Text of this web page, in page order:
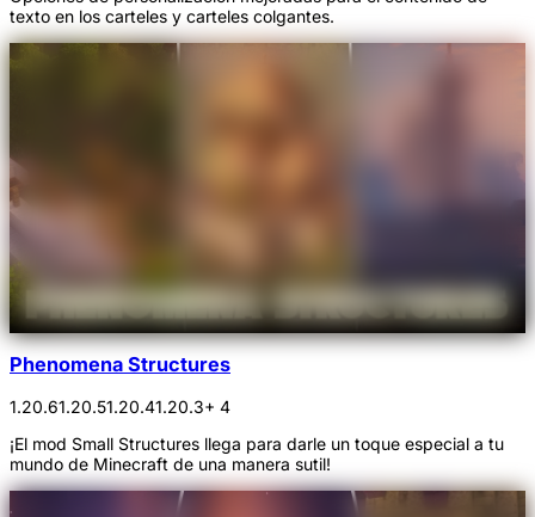
texto en los carteles y carteles colgantes.
Phenomena Structures
1.20.61.20.51.20.41.20.3+ 4
¡El mod Small Structures llega para darle un toque especial a tu
mundo de Minecraft de una manera sutil!